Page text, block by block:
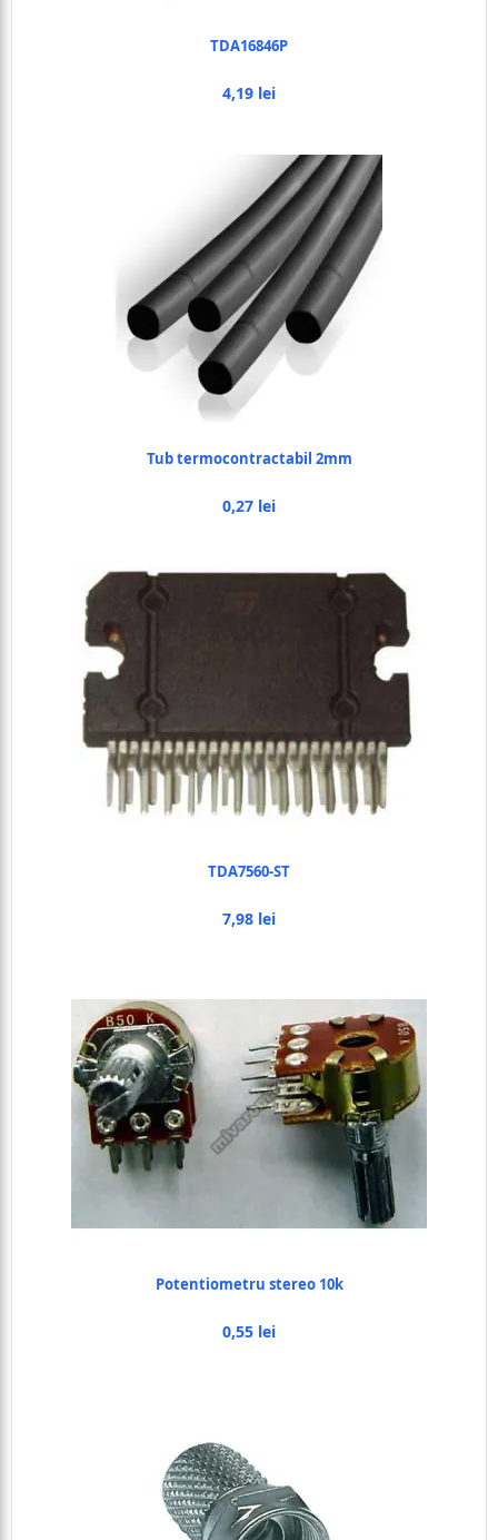
TDA16846P
4,19 lei
Tub termocontractabil 2mm
0,27 lei
TDA7560-ST
7,98 lei
Potentiometru stereo 10k
0,55 lei